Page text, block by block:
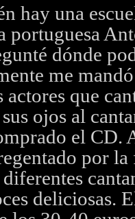
hay una
portuguesa
dónde
me
que
ojos al
el CD.
por la
deliciosas.